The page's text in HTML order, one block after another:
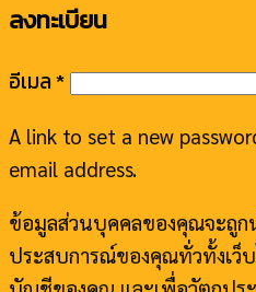
ลงทะเบียน
อีเมล*
A link to set a new
email address.
ข้อมูลส่วนบุคคลของคุณจะถู
ประสบการณ์ของคุณทั่วทั้งเว็